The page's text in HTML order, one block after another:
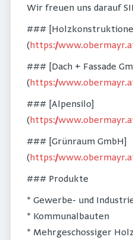
Wir freuen uns darauf
###
(https://
### [Dach + Fassade
(https://
### [Alpensilo]
(https://
### [Grünraum GmbH]
(https://
### Produkte
* Gewerbe- und
* Kommunalbauten
* Mehrgeschossiger